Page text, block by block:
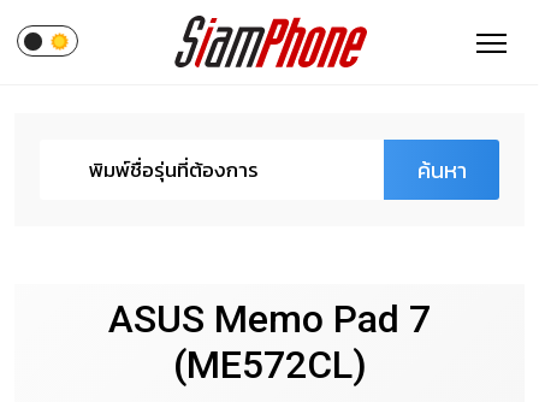
ค้นหา
ASUS Memo Pad 7
(ME572CL)